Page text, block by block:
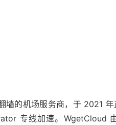
的机场服务商，于 2021
专线加速。WgetCloud